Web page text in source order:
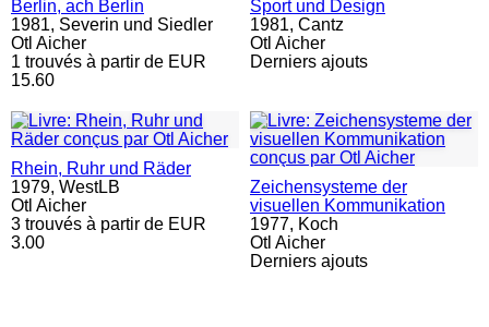
Berlin, ach Berlin
1981, Severin und Siedler
Otl Aicher
1 trouvés à partir de EUR
15.60
Sport und Design
1981, Cantz
Otl Aicher
Derniers ajouts
Rhein, Ruhr und Räder
1979, WestLB
Otl Aicher
3 trouvés à partir de EUR
3.00
Zeichensysteme der
visuellen Kommunikation
1977, Koch
Otl Aicher
Derniers ajouts